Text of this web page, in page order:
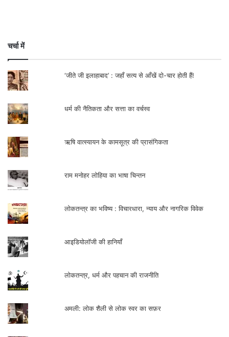
चर्चा में
‘जीते जी इलाहाबाद’ : जहाँ सत्य से आँखें दो-चार होती हैं!
धर्म की नैतिकता और सत्ता का वर्चस्व
ऋषि वात्स्यायन के कामसूत्र की प्रासंगिकता
राम मनोहर लोहिया का भाषा चिन्तन
लोकतन्त्र का भविष्य : विचारधारा, न्याय और नागरिक विवेक
आइडियोलॉजी की हानियाँ
लोकतन्त्र, धर्म और पहचान की राजनीति
अमली: लोक शैली से लोक स्वर का सफ़र